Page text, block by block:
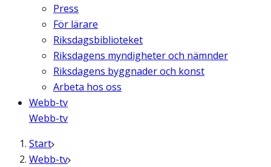
Press
För lärare
Riksdagsbiblioteket
Riksdagens myndigheter och nämnder
Riksdagens byggnader och konst
Arbeta hos oss
Webb-tv
Webb-tv
Start
Webb-tv